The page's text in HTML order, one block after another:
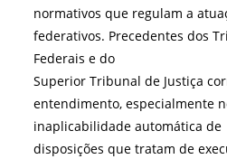
normativos que regulam a
federativos. Precedentes dos
Federais e do
Superior Tribunal de Justiça
entendimento, especialmente
inaplicabilidade automática de
disposições que tratam de